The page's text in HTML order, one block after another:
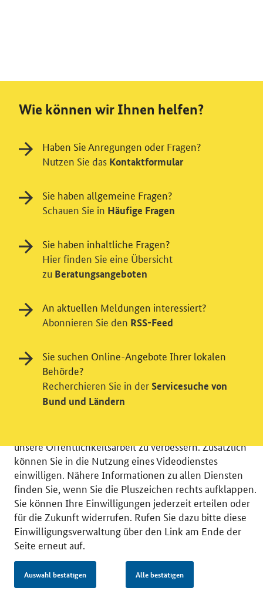
© 2026 Bundesministerium für Wirtschaft und Energie
RSS
Benutzerhinweise
Inhaltsverzeichnis
Impressum
Barrierefreiheit
Datenschutz
Einwilligungsverwaltung
Einwilligung in Tracking und / oder
Videodienst
Wir bitten Sie an dieser Stelle um Ihre Einwilligung für
verschiedene Zusatzdienste unserer Webseite: Wir
unsere Öffentlichkeitsarbeit zu verbessern. Zusätzlich
können Sie in die Nutzung eines Videodienstes
einwilligen. Nähere Informationen zu allen Diensten
finden Sie, wenn Sie die Pluszeichen rechts aufklappen.
Sie können Ihre Einwilligungen jederzeit erteilen oder
für die Zukunft widerrufen. Rufen Sie dazu bitte diese
Einwilligungsverwaltung über den Link am Ende der
Seite erneut auf.
Auswahl bestätigen Alle bestätigen
Wie können wir Ihnen helfen?
Haben Sie Anregungen oder Fragen?
Nutzen Sie das Kontaktformular
Sie haben allgemeine Fragen?
Schauen Sie in Häufige Fragen
Sie haben inhaltliche Fragen?
Hier finden Sie eine Übersicht
zu Beratungsangeboten
An aktuellen Meldungen interessiert?
Abonnieren Sie den RSS-Feed
Sie suchen Online-Angebote Ihrer lokalen
Behörde?
Recherchieren Sie in der Servicesuche von
Bund und Ländern